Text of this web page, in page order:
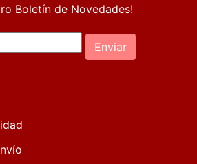
Boletín de Novedades!
Enviar